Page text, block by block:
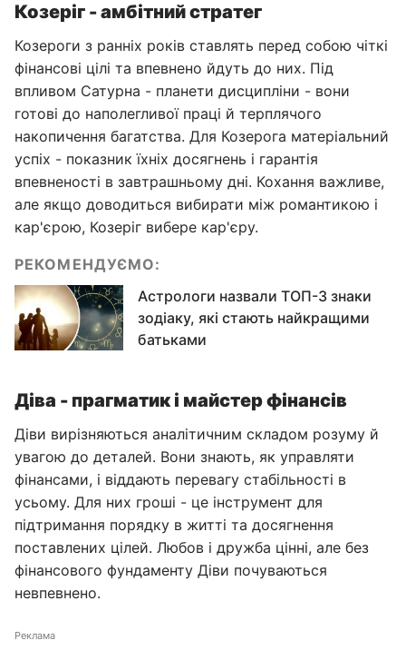
Козеріг - амбітний стратег
Козероги з ранніх років ставлять перед собою чіткі
фінансові цілі та впевнено йдуть до них. Під
впливом Сатурна - планети дисципліни - вони
готові до наполегливої праці й терплячого
накопичення багатства. Для Козерога матеріальний
успіх - показник їхніх досягнень і гарантія
впевненості в завтрашньому дні. Кохання важливе,
але якщо доводиться вибирати між романтикою і
кар'єрою, Козеріг вибере кар'єру.
РЕКОМЕНДУЄМО:
Астрологи назвали ТОП-3 знаки
зодіаку, які стають найкращими
батьками
Діва - прагматик і майстер фінансів
Діви вирізняються аналітичним складом розуму й
увагою до деталей. Вони знають, як управляти
фінансами, і віддають перевагу стабільності в
усьому. Для них гроші - це інструмент для
підтримання порядку в житті та досягнення
поставлених цілей. Любов і дружба цінні, але без
фінансового фундаменту Діви почуваються
невпевнено.
Реклама